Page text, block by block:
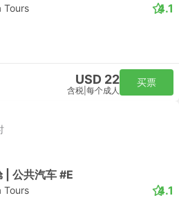
Tours 4.1
USD 22
含税 每个成人
买票
| 公共汽车 #E
Tours 4.1